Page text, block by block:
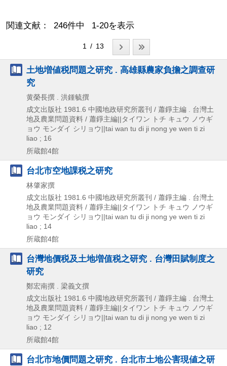
関連文献： 246件中 1-20を表示
1 / 13
土地増値税問題之研究 . 高雄縣農家負擔之調查研
究
黄榮長撰 . 洪鍾毓撰
成文出版社 1981.6 中國地政研究所叢刊 / 蕭錚主編 . 台灣土
地及農業問題資料 / 蕭錚主編||タイワン トチ キュウ ノウギ
ョウ モンダイ シリョウ||tai wan tu di ji nong ye wen ti zi
liao ; 16
所蔵館4館
台北市空地課税之研究
林肇家撰
成文出版社 1981.6 中國地政研究所叢刊 / 蕭錚主編 . 台灣土
地及農業問題資料 / 蕭錚主編||タイワン トチ キュウ ノウギ
ョウ モンダイ シリョウ||tai wan tu di ji nong ye wen ti zi
liao ; 14
所蔵館4館
台灣地價税及土地増值税之研究 . 台灣田賦制度之
研究
鄭宏南撰 . 梁義文撰
成文出版社 1981.6 中國地政研究所叢刊 / 蕭錚主編 . 台灣土
地及農業問題資料 / 蕭錚主編||タイワン トチ キュウ ノウギ
ョウ モンダイ シリョウ||tai wan tu di ji nong ye wen ti zi
liao ; 12
所蔵館4館
台北市地價問題之研究 . 台北市土地公害現値之研